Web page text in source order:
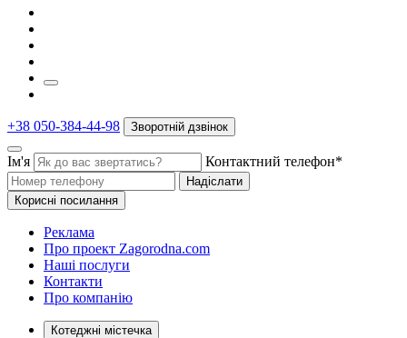
+38 050-384-44-98 Зворотній дзвінок
Ім'я Контактний телефон*
Надіслати
Корисні посилання
Реклама
Про проект Zagorodna.com
Наші послуги
Контакти
Про компанію
Котеджні містечка